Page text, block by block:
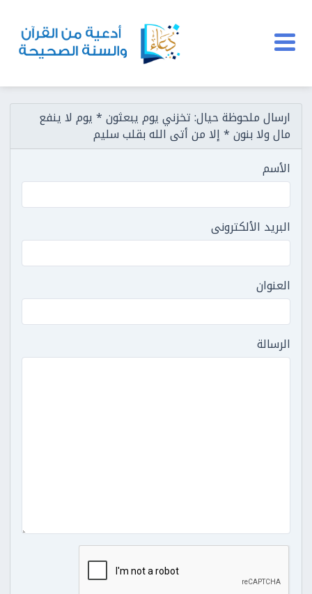
ارسال ملحوظة حيال: تخزني يوم يبعثون * يوم لا ينفع
مال ولا بنون * إلا من أتى الله بقلب سليم
الأسم
البريد الألكترونى
العنوان
الرسالة